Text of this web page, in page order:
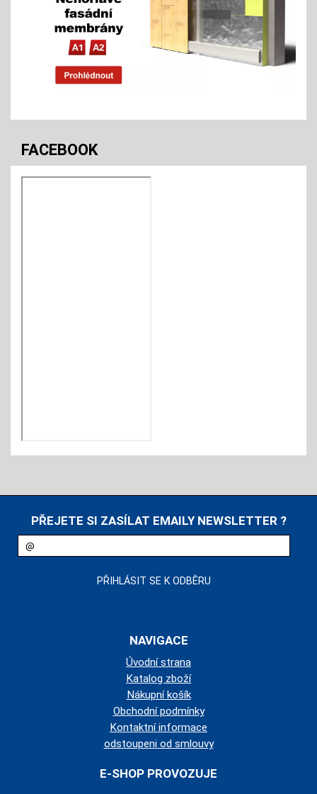
FACEBOOK
PŘEJETE SI ZASÍLAT EMAILY NEWSLETTER ?
NAVIGACE
Úvodní strana
Katalog zboží
Nákupní košík
Obchodní podmínky
Kontaktní informace
odstoupeni od smlouvy
E-SHOP PROVOZUJE